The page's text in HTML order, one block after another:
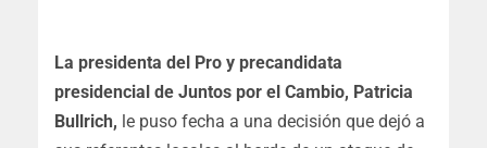
La presidenta del Pro y precandidata
presidencial de Juntos por el Cambio, Patricia
Bullrich, le puso fecha a una decisión que dejó a